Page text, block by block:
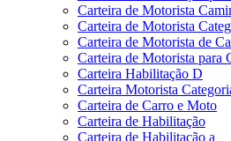
Carteira de Motorista
Carteira de Motorista
Carteira de Motorista de
Carteira de Motorista para
Carteira Habilitação D
Carteira Motorista
Carteira de Carro e Moto
Carteira de Habilitação
Carteira de Habilitação a